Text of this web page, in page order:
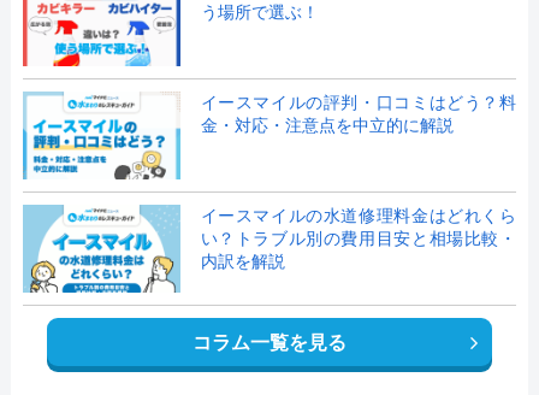
う場所で選ぶ！
イースマイルの評判・口コミはどう？料
金・対応・注意点を中立的に解説
イースマイルの水道修理料金はどれくら
い？トラブル別の費用目安と相場比較・
内訳を解説
コラム一覧を見る